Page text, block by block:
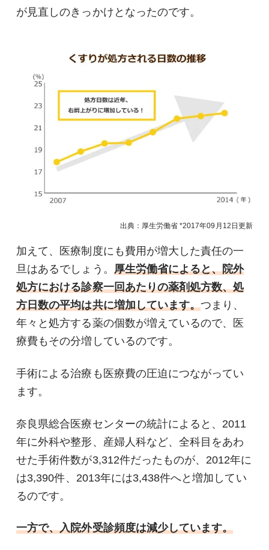
が見直しのきっかけとなったのです。
出典：厚生労働省 2017年09月12日 更新
加えて、医療制度にも費用が増大した責任の一
旦はあるでしょう。 厚生労働省によると、院外
処方における診察一回あたりの薬剤処方数、処
方日数の平均は共に増加しています。つまり、
年々と処方する薬の個数が増えているので、医
療費もその分増しているのです。
手術による治療も医療費の圧迫につながってい
ます。
奈良県総合医療センターの統計によると、2011
年に外科や整形、産婦人科など、全科目をあわ
せた手術件数が3,312件だったものが、2012年に
は3,390件、2013年には3,438件へと増加してい
るのです。
一方で、入院外受診頻度は減少しています。